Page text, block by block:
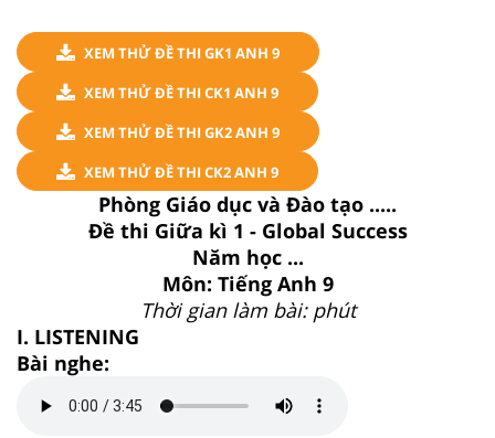
XEM THỬ ĐỀ THI GK1 ANH 9
XEM THỬ ĐỀ THI CK1 ANH 9
XEM THỬ ĐỀ THI GK2 ANH 9
XEM THỬ ĐỀ THI CK2 ANH 9
Phòng Giáo dục và Đào tạo .....
Đề thi Giữa kì 1 - Global Success
Năm học ...
Môn: Tiếng Anh 9
Thời gian làm bài: phút
I. LISTENING
Bài nghe: